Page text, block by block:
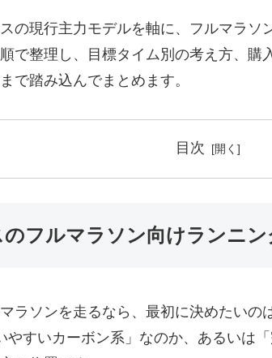
の現行主力モデルを軸に、フルマラソ
で整理し、目標タイム別の考え方、購
で踏み込んでまとめます。
目次
フルマラソン向けランニ
ラソンを走るなら、最初に決めたいの
やすいカーボン系」なのか、あるいは